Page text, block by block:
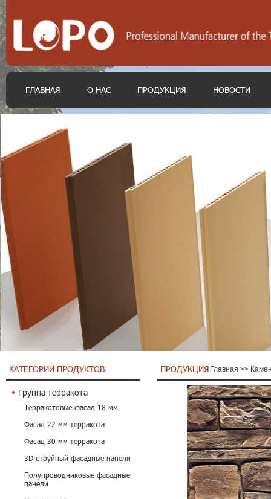
ГЛАВНАЯ О НАС ПРОДУКЦИЯ НОВОСТИ
КАТЕГОРИИ ПРОДУКТОВ
Группа терракота
Терракотовые фасад 18 мм
Фасад 22 мм терракота
Фасад 30 мм терракота
3D струйный фасадные панели
Полупроводниковые фасадные
панели
ПРОДУКЦИЯ Главная >>